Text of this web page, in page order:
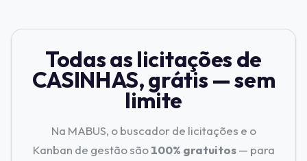
Todas as licitações de
CASINHAS, grátis — sem
limite
Na MABUS, o buscador de licitações e o
Kanban de gestão são100% gratuitos— para